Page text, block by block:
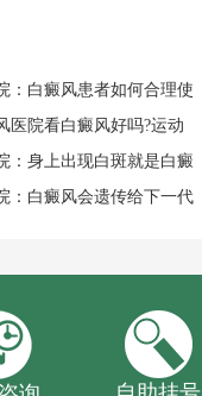
：白癜风患者如何合理使
医院看白癜风好吗?运动
：身上出现白斑就是白癜
：白癜风会遗传给下一代